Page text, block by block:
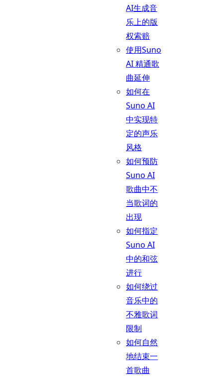
AI生成音
乐上的版
权索赔
使用Suno
AI 精通歌
曲延伸
如何在
Suno AI
中实现特
定的声乐
风格
如何预防
Suno AI
歌曲中不
当歌词的
出现
如何指定
Suno AI
中的和弦
进行
如何绕过
音乐中的
不雅歌词
限制
如何自然
地结束一
首歌曲